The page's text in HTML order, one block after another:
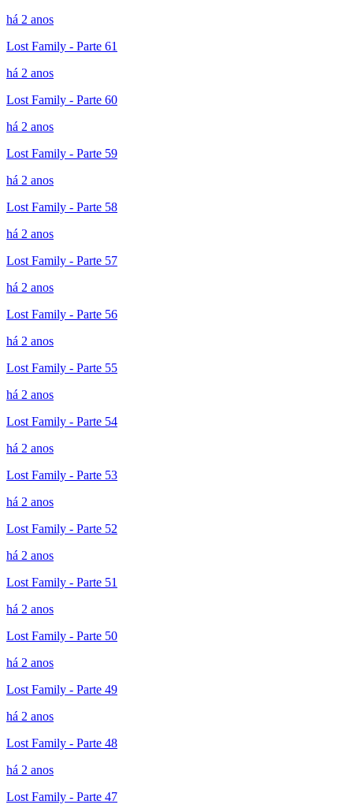
há 2 anos
Lost Family - Parte 61
há 2 anos
Lost Family - Parte 60
há 2 anos
Lost Family - Parte 59
há 2 anos
Lost Family - Parte 58
há 2 anos
Lost Family - Parte 57
há 2 anos
Lost Family - Parte 56
há 2 anos
Lost Family - Parte 55
há 2 anos
Lost Family - Parte 54
há 2 anos
Lost Family - Parte 53
há 2 anos
Lost Family - Parte 52
há 2 anos
Lost Family - Parte 51
há 2 anos
Lost Family - Parte 50
há 2 anos
Lost Family - Parte 49
há 2 anos
Lost Family - Parte 48
há 2 anos
Lost Family - Parte 47